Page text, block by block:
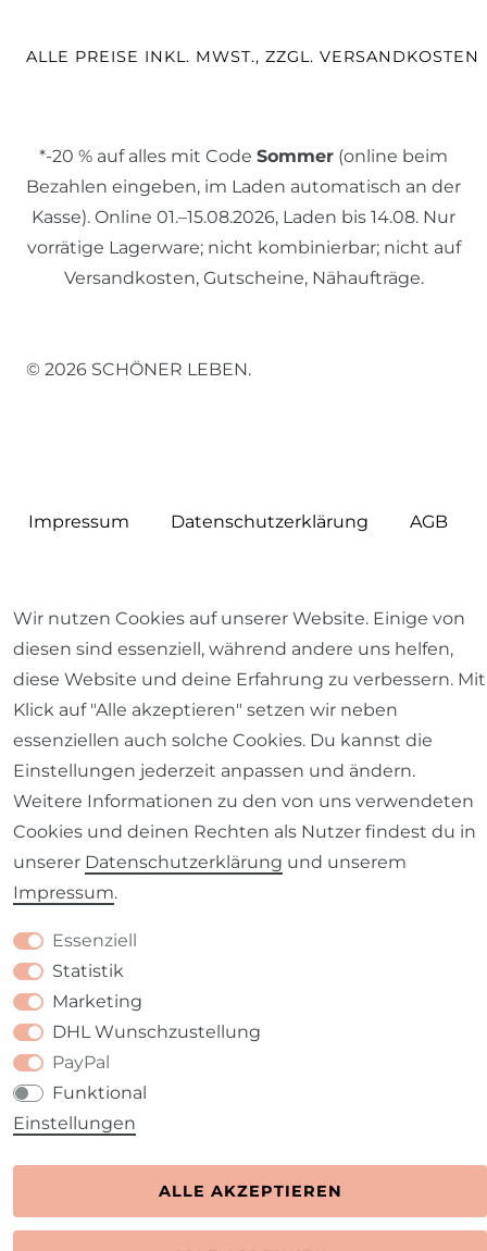
ALLE PREISE INKL. MWST., ZZGL. VERSANDKOSTEN
*-20 % auf alles mit Code Sommer (online beim
Bezahlen eingeben, im Laden automatisch an der
Kasse). Online 01.–15.08.2026, Laden bis 14.08. Nur
vorrätige Lagerware; nicht kombinierbar; nicht auf
Versandkosten, Gutscheine, Nähaufträge.
© 2026 SCHÖNER LEBEN.
Impressum Daten­schutz­erklärung AGB
Barrierefreiheitserklärung Widerrufs­recht
VERTRAG WIDERRUFEN
Wir nutzen Cookies auf unserer Website. Einige von
diesen sind essenziell, während andere uns helfen,
diese Website und deine Erfahrung zu verbessern. Mit
Klick auf "Alle akzeptieren" setzen wir neben
essenziellen auch solche Cookies. Du kannst die
Einstellungen jederzeit anpassen und ändern.
Weitere Informationen zu den von uns verwendeten
Cookies und deinen Rechten als Nutzer findest du in
unserer Daten­schutz­erklärung und unserem
Impressum.
Essenziell
Statistik
Marketing
DHL Wunschzustellung
PayPal
Funktional
Einstellungen
ALLE AKZEPTIEREN